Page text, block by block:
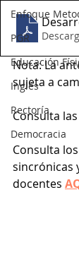
Enfoque
PGR
Educación
Inglés
Rectoría
Democracia
Nota: La
sujeta a
Consulta
Consulta
sincrónicas
docentes